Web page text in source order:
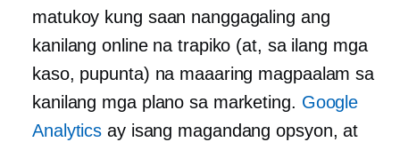
matukoy kung saan nanggagaling ang
kanilang online na trapiko (at, sa ilang mga
kaso, pupunta) na maaaring magpaalam sa
kanilang mga plano sa marketing. Google
Analytics ay isang magandang opsyon, at